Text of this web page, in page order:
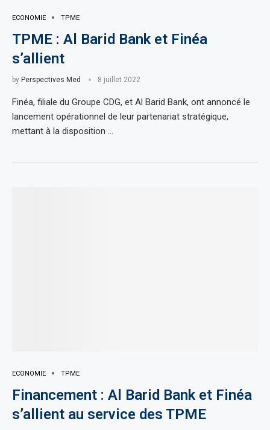
ECONOMIE TPME
TPME : Al Barid Bank et Finéa
s’allient
by Perspectives Med 8 juillet 2022
Finéa, filiale du Groupe CDG, et Al Barid Bank, ont annoncé le
lancement opérationnel de leur partenariat stratégique,
mettant à la disposition …
ECONOMIE TPME
Financement : Al Barid Bank et Finéa
s’allient au service des TPME